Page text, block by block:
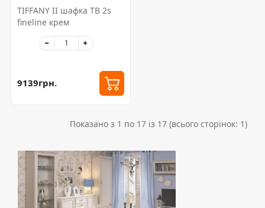
TIFFANY II шафка ТВ 2s
fineline крем
9139грн.
Показано з 1 по 17 із 17 (всього сторінок: 1)